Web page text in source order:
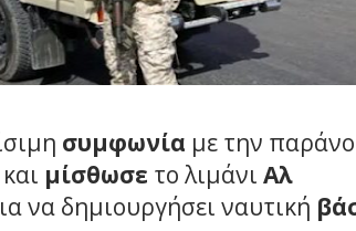
συμφωνία με την
και μίσθωσε το λιμάνι Αλ
να δημιουργήσει ναυτική